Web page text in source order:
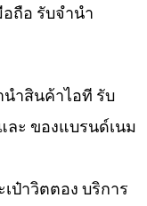
ถือ รับจำนำ
นำสินค้าไอที รับ
ะ ของแบรนด์เนม
ป๋าวิตตอง บริการ